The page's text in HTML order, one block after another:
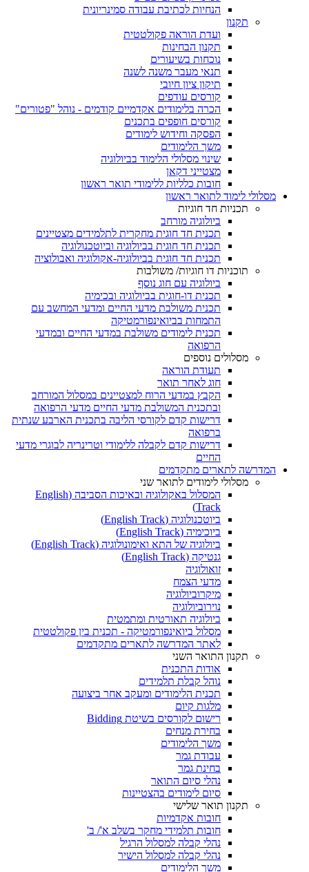
הנחיות לכתיבת עבודה סמינריונית
תקנון
ועדת הוראה פקולטטית
תקנון הבחינות
נוכחות בשיעורים
תנאי מעבר משנה לשנה
תיקון ציון חיובי
קורסים עודפים
הכרה בלימודים אקדמיים קודמים - נוהל "פטורים"
קורסים חופפים בתכנים
הפסקה וחידוש לימודים
משך הלימודים
שינוי מסלולי הלימוד בביולוגיה
מצטייני דקאן
חובות כלליות ללימודי תואר ראשון
מסלולי לימוד לתואר ראשון
תכניות חד חוגיות
ביולוגיה מורחב
תכנית חד חוגית מחקרית לתלמידים מצטיינים
תכנית חד חוגית בביולוגיה וביוטכנולוגיה
תכנית חד חוגית בביולוגיה-אקולוגיה ואבולוציה
תוכניות דו חוגיות/ משולבות
ביולוגיה עם חוג נוסף
תכנית דו-חוגית בביולוגיה ובכימיה
תכנית משולבת מדעי החיים ומדעי המחשב עם
התמחות בביואינפורמטיקה
תכנית לימודים משולבת במדעי החיים ובמדעי
הרפואה
מסלולים נוספים
תעודת הוראה
חוג לאחר תואר
הקבץ במדעי הרוח למצטיינים במסלול המורחב
ובתכנית המשולבת מדעי החיים מדעי הרפואה
דרישות קדם לקורסי הליבה בתכנית הארבע שנתית
ברפואה
דרישות קדם לקבלה ללימודי וטרינריה לבוגרי מדעי
החיים
המדרשה לתארים מתקדמים
מסלולי לימודים לתואר שני
המסלול באקולוגיה ובאיכות הסביבה (English
Track)
ביוטכנולוגיה (English Track)
ביוכימיה (English Track)
ביולוגיה של התא ואימונולוגיה (English Track)
גנטיקה (English Track)
זואולוגיה
מדעי הצמח
מיקרוביולוגיה
נוירוביולוגיה
ביולוגיה תאורטית ומתמטית
מסלול ביואינפורמטיקה - תכנית בין פקולטטית
לאתר המדרשה לתארים מתקדמים
תקנון התואר השני
אודות התכנית
נוהל קבלת תלמידים
תכנית הלימודים ומעקב אחר ביצועה
מלגות קיום
רישום לקורסים בשיטת Bidding
בחירת מנחים
משך הלימודים
עבודת גמר
בחינת גמר
נהלי סיום התואר
סיום לימודים בהצטיינות
תקנון תואר שלישי
חובות אקדמיות
חובות תלמידי מחקר בשלב א'/ ב'
נהלי קבלה למסלול הרגיל
נהלי קבלה למסלול הישיר
משך הלימודים